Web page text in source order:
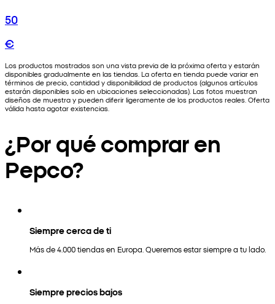
50
€
Los productos mostrados son una vista previa de la próxima oferta y estarán
disponibles gradualmente en las tiendas. La oferta en tienda puede variar en
términos de precio, cantidad y disponibilidad de productos (algunos artículos
estarán disponibles solo en ubicaciones seleccionadas). Las fotos muestran
diseños de muestra y pueden diferir ligeramente de los productos reales. Oferta
válida hasta agotar existencias.
¿Por qué comprar en
Pepco?
Siempre cerca de ti
Más de 4.000 tiendas en Europa. Queremos estar siempre a tu lado.
Siempre precios bajos